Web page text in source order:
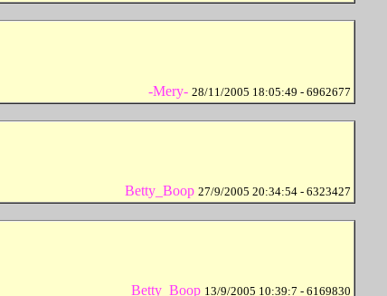
-Mery- 28/11/2005 18:05:49 - 6962677
Betty_Boop 27/9/2005 20:34:54 - 6323427
Betty_Boop 13/9/2005 10:39:7 - 6169830